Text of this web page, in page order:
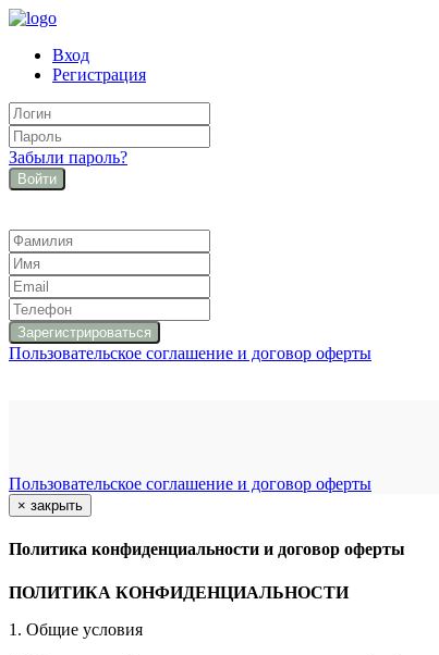
Вход
Регистрация
Забыли пароль?
Войти
Пользовательское соглашение и договор оферты
Пользовательское соглашение и договор оферты
× закрыть
Политика конфиденциальности и договор оферты
ПОЛИТИКА КОНФИДЕНЦИАЛЬНОСТИ
1. Общие условия